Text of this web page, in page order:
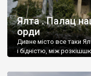
Ялта . Палац
орди
Дивне місто все таки
і бідністю, між